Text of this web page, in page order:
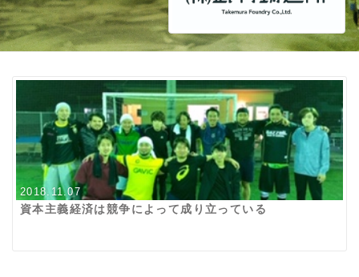
2018.11.07
資本主義経済は競争によって成り立っている